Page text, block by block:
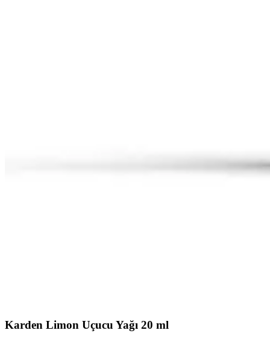
Karden Limon Uçucu Yağı 20 ml